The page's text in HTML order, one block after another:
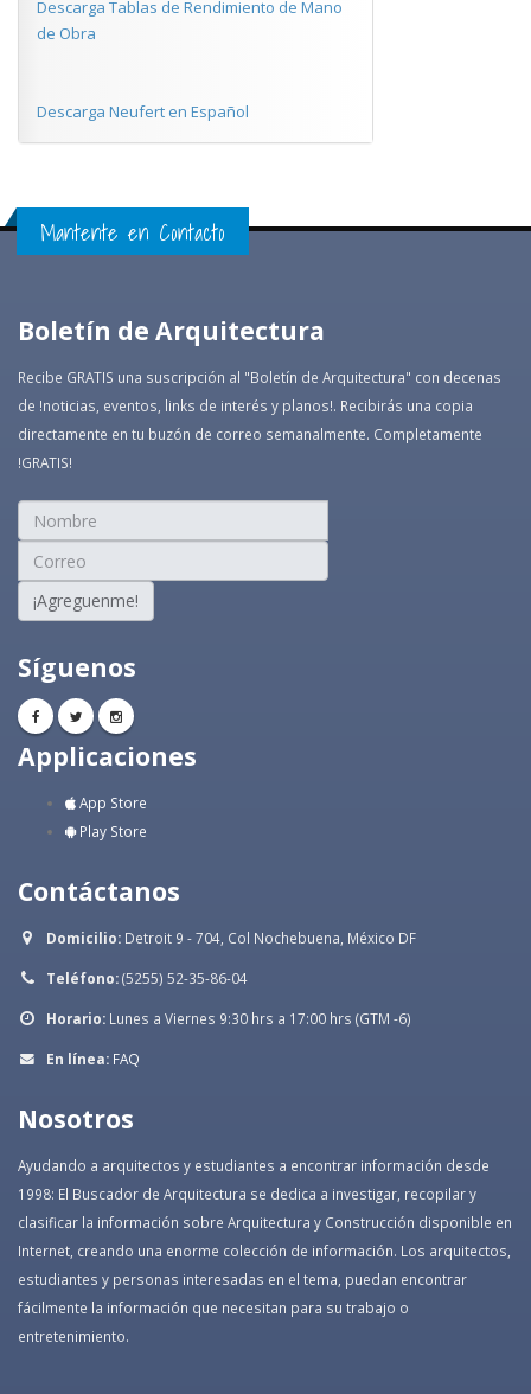
Descarga Tablas de Rendimiento de Mano
de Obra
Descarga Neufert en Español
Mantente en Contacto
Boletín de Arquitectura
Recibe GRATIS una suscripción al "Boletín de Arquitectura" con decenas
de !noticias, eventos, links de interés y planos!. Recibirás una copia
directamente en tu buzón de correo semanalmente. Completamente
!GRATIS!
¡Agreguenme!
Síguenos
Applicaciones
App Store
Play Store
Contáctanos
Domicilio: Detroit 9 - 704, Col Nochebuena, México DF
Teléfono:(5255) 52-35-86-04
Horario: Lunes a Viernes 9:30 hrs a 17:00 hrs (GTM -6)
En línea: FAQ
Nosotros
Ayudando a arquitectos y estudiantes a encontrar información desde
1998: El Buscador de Arquitectura se dedica a investigar, recopilar y
clasificar la información sobre Arquitectura y Construcción disponible en
Internet, creando una enorme colección de información. Los arquitectos,
estudiantes y personas interesadas en el tema, puedan encontrar
fácilmente la información que necesitan para su trabajo o
entretenimiento.